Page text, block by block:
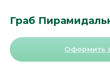
Граб
Оформить